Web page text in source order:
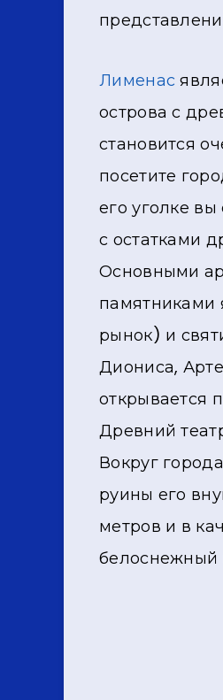
Лименас
острова с
становится
посетите
его уголке
с остатками
Основными
памятниками
рынок) и
Диониса,
открывается
Древний
Вокруг
руины его
метров и в
белоснежный